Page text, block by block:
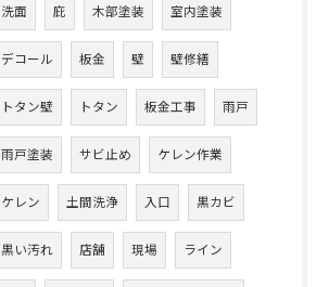
洗面 庇 木部塗装 室内塗装
デコール 板金 壁 壁修繕
トタン壁 トタン 板金工事 雨戸
雨戸塗装 サビ止め ケレン作業
ケレン 土間洗浄 入口 黒カビ
黒い汚れ 店舗 現場 ライン